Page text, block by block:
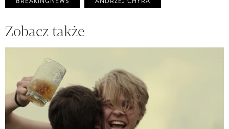
Zobacz także